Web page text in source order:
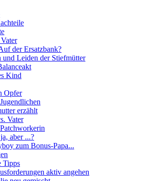
der Ersatzbank?
und Leiden der Stiefmütter
Kind
Opfer
erzählt
Vater
aber ...?
zum Bonus-Papa...
Tipps
aktiv angehen